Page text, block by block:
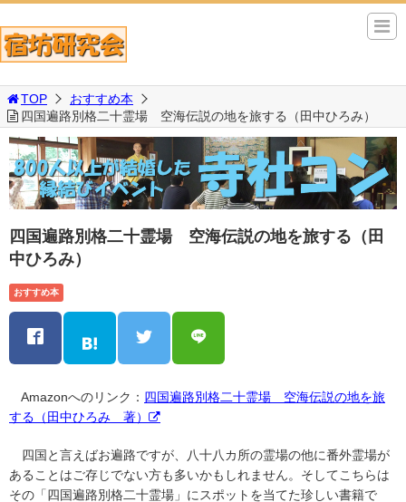
TOP
おすすめ本
四国遍路別格二十霊場 空海伝説の地を旅する（田中ひろみ）
四国遍路別格二十霊場 空海伝説の地を旅する（田
中ひろみ）
おすすめ本
Amazonへのリンク： 四国遍路別格二十霊場 空海伝説の地を旅
する（田中ひろみ 著）
四国と言えばお遍路ですが、八十八カ所の霊場の他に番外霊場が
あることはご存じでない方も多いかもしれません。そしてこちらは
その「四国遍路別格二十霊場」にスポットを当てた珍しい書籍で